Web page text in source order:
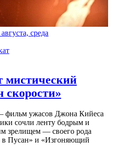
среда
мистический
скорости»
фильм ужасов Джона Кийеса
сочли ленту бодрым и
зрелищeм — своего рода
Пусан» и «Изгоняющий